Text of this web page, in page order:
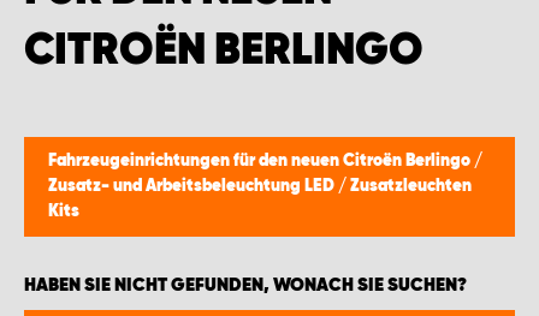
CITROËN BERLINGO
Fahrzeugeinrichtungen für den neuen Citroën Berlingo /
Zusatz- und Arbeitsbeleuchtung LED / Zusatzleuchten
Kits
HABEN SIE NICHT GEFUNDEN, WONACH SIE SUCHEN?
MONTAGEPARTNER WIEN 1230